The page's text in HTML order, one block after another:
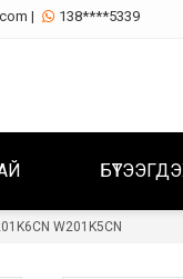
|  138****5339
W201K5CN